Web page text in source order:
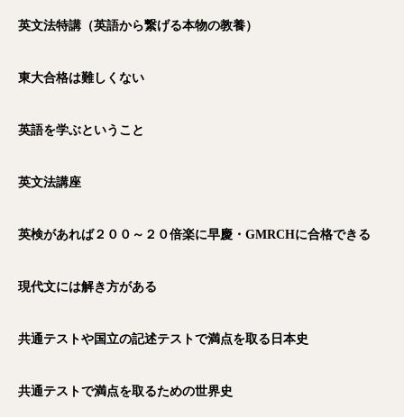
英文法特講（英語から繋げる本物の教養）
東大合格は難しくない
英語を学ぶということ
英文法講座
英検があれば２００～２０倍楽に早慶・GMRCHに合格できる
現代文には解き方がある
共通テストや国立の記述テストで満点を取る日本史
共通テストで満点を取るための世界史